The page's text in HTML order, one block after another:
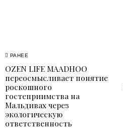
Навигация
по
записям
РАНЕЕ
Previous
post:
OZEN LIFE MAADHOO
переосмысливает понятие
роскошного
гостеприимства на
Мальдивах через
экологическую
ответственность